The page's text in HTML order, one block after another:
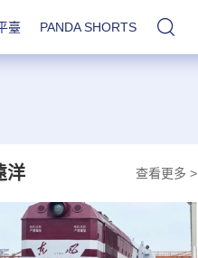
臺 PANDA SHORTS
查看更多 >
洋